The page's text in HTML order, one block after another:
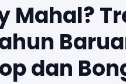
Mahal?
dan